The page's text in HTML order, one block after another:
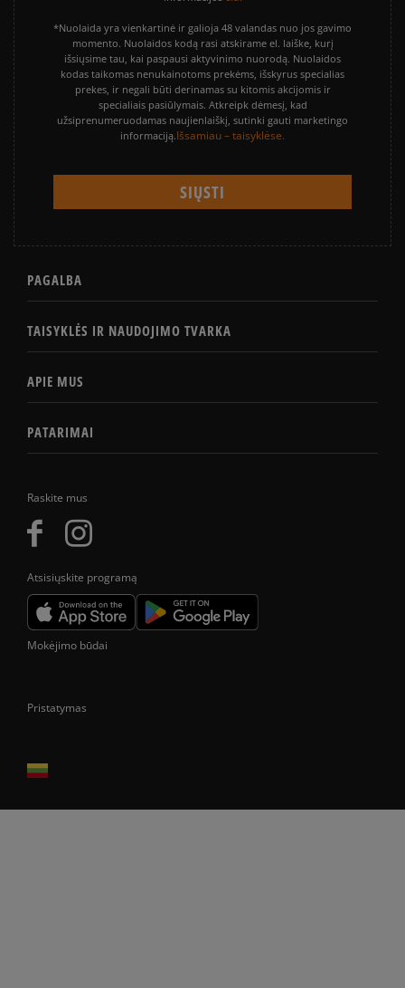
Raskite mus
Atsisiųskite programą
*Nuolaida yra vienkartinė ir galioja 48 valandas nuo jos gavimo
momento. Nuolaidos kodą rasi atskirame el. laiške, kurį
išsiųsime tau, kai paspausi aktyvinimo nuorodą. Nuolaidos
kodas taikomas nenukainotoms prekėms, išskyrus specialias
prekes, ir negali būti derinamas su kitomis akcijomis ir
specialiais pasiūlymais. Atkreipk dėmesį, kad
užsiprenumeruodamas naujienlaiškį, sutinki gauti marketingo
informaciją.Išsamiau – taisyklėse.
PAGALBA
TAISYKLĖS IR NAUDOJIMO TVARKA
APIE MUS
PATARIMAI
Mokėjimo būdai
Pristatymas